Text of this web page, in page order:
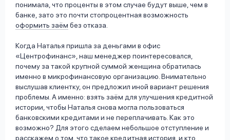
понимала, что проценты в этом случае будут выше, чем в
банке, зато это почти стопроцентная возможность
оформить заём без отказа.
Когда Наталья пришла за деньгами в офис
«Центрофинанс», наш менеджер поинтересовался,
почему за такой крупной суммой женщина обратилась
именно в микрофинансовую организацию. Внимательно
выслушав клиентку, он предложил иной вариант решения
проблемы. А именно: взять заём для улучшения кредитной
истории, чтобы Наталья снова могла пользоваться
банковскими кредитами и не переплачивать. Как это
возможно? Для этого сделаем небольшое отступление и
расскажем о том, что такое кредитная история, и кто